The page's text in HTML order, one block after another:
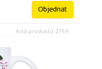
Objednat
Kód produktu: 2759